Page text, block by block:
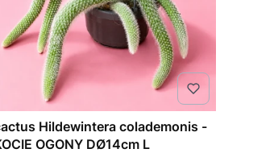
Hildewintera colademonis -
KOCIE OGONY DØ14cm L